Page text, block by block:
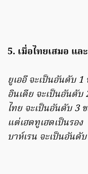
5. เมื่อไทยเสมอ แ
ยูเออี จะเป็นอันดับ
อินเดีย จะเป็นอันดั
ไทย จะเป็นอันดับ 3
แต่เฮดทูเฮดเป็นรอง
บาห์เรน จะเป็นอัน